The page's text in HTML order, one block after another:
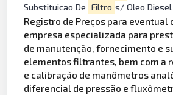
Substituicao De Filtro s/ Oleo Diesel
Registro de Preços para eventual
empresa especializada para
de manutenção, fornecimento e
elementosfiltrantes, bem com a
e calibração de manômetros
diferencial de pressão e